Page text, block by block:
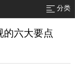
分类
的六大要点